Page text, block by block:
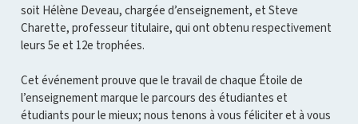
soit Hélène Deveau, chargée d’enseignement, et Steve
Charette, professeur titulaire, qui ont obtenu respectivement
leurs 5e et 12e trophées.
Cet événement prouve que le travail de chaque Étoile de
l’enseignement marque le parcours des étudiantes et
étudiants pour le mieux; nous tenons à vous féliciter et à vous